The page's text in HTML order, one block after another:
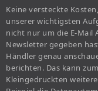
Keine versteckte
unserer wichtigsten
nicht nur um die E-Mail
Newsletter gegeben
Händler genau
berichten. Das kann
Kleingedruckten